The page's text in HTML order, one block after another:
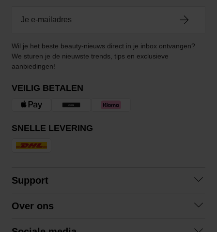
Wil je het beste beauty-nieuws direct in je inbox ontvangen?
We sturen je de nieuwste trends, tips en exclusieve
aanbiedingen!
VEILIG BETALEN
SNELLE LEVERING
Support
Algemene voorwaarden
Over ons